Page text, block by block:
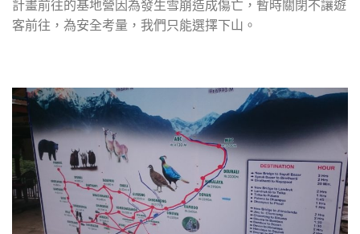
計畫前往的基地營因為發生雪崩造成傷亡，暫時關閉不讓遊
客前往，為安全考量，我們只能選擇下山。